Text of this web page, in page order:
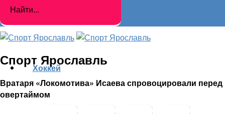
Спорт Ярославль
Вратаря «Локомотива» Исаева спровоцировали перед
овертаймом
Хоккей